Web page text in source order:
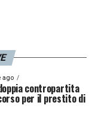
ago
contropartita
per il prestito di